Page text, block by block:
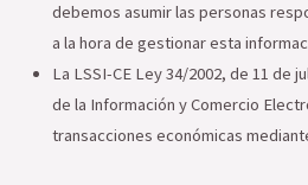
debemos asumir las personas
a la hora de gestionar esta
La LSSI-CE Ley 34/2002, de 11 de
de la Información y Comercio
transacciones económicas